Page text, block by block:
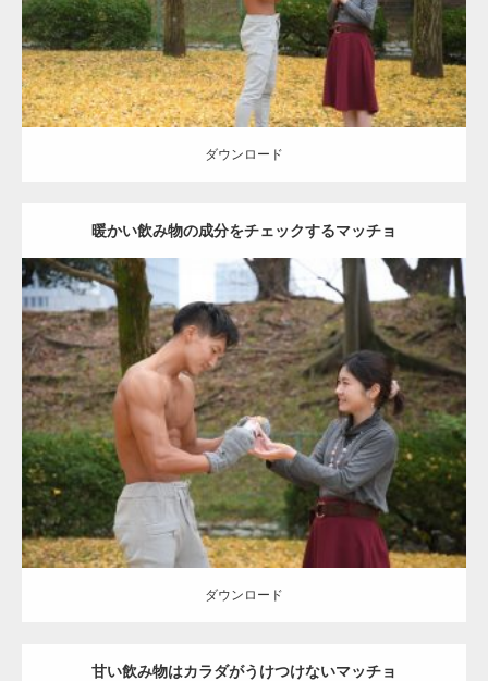
ダウンロード
ダウンロード
暖かい飲み物の成分をチェックするマッチョ
Update:2021.07.8
Category:公園のマッチョ その他 AKIHITO(細マッチョ) 上腕三頭筋
肩
ダウンロード
ダウンロード
甘い飲み物はカラダがうけつけないマッチョ